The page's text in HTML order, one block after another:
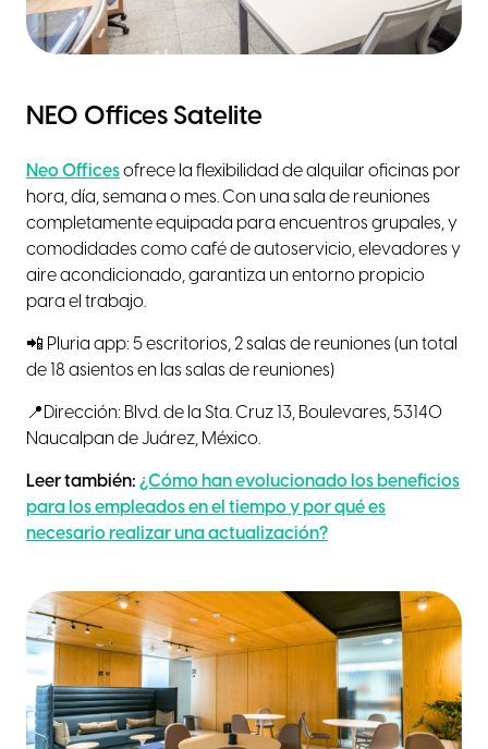
NEO Offices Satelite
Neo Officesofrece la flexibilidad de alquilar oficinas por
hora, día, semana o mes. Con una sala de reuniones
completamente equipada para encuentros grupales, y
comodidades como café de autoservicio, elevadores y
aire acondicionado, garantiza un entorno propicio
para el trabajo.
📲 Pluria app: 5 escritorios, 2 salas de reuniones (un total
de 18 asientos en las salas de reuniones)
📍Dirección: Blvd. de la Sta. Cruz 13, Boulevares, 53140
Naucalpan de Juárez, México.
Leer también: ¿Cómo han evolucionado los beneficios
para los empleados en el tiempo y por qué es
necesario realizar una actualización?